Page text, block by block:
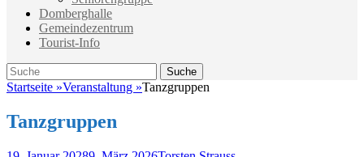
Domberghalle
Gemeindezentrum
Tourist-Info
Suche
Suche
nach:
Startseite »Veranstaltung »Tanzgruppen
Tanzgruppen